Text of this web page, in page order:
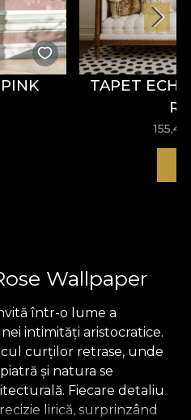
TAPET
155,48
Wallpaper
într-o lume a
intimități aristocratice.
curților retrase, unde
și natura se
Fiecare detaliu
lirică, surprinzând